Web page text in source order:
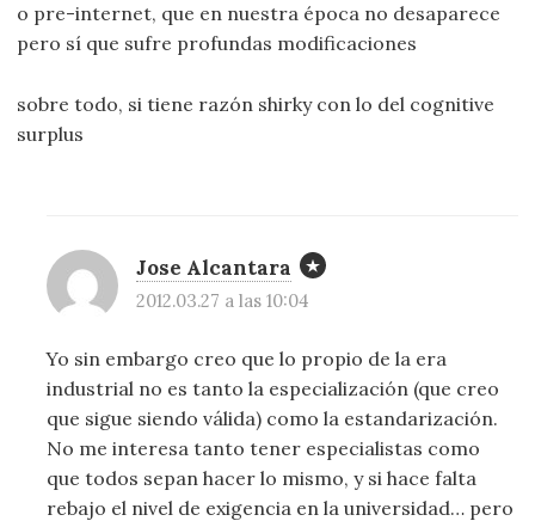
o pre-internet, que en nuestra época no desaparece
pero sí que sufre profundas modificaciones
sobre todo, si tiene razón shirky con lo del cognitive
surplus
Jose Alcantara
2012.03.27 a las 10:04
Yo sin embargo creo que lo propio de la era
industrial no es tanto la especialización (que creo
que sigue siendo válida) como la estandarización.
No me interesa tanto tener especialistas como
que todos sepan hacer lo mismo, y si hace falta
rebajo el nivel de exigencia en la universidad… pero